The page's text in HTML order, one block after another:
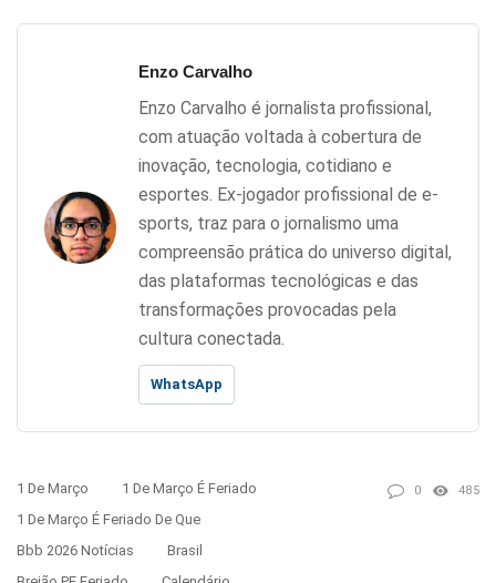
Enzo Carvalho
Enzo Carvalho é jornalista profissional,
com atuação voltada à cobertura de
inovação, tecnologia, cotidiano e
esportes. Ex-jogador profissional de e-
sports, traz para o jornalismo uma
compreensão prática do universo digital,
das plataformas tecnológicas e das
transformações provocadas pela
cultura conectada.
WhatsApp
1 De Março
1 De Março É Feriado
1 De Março É Feriado De Que
Bbb 2026 Notícias
Brasil
0 485